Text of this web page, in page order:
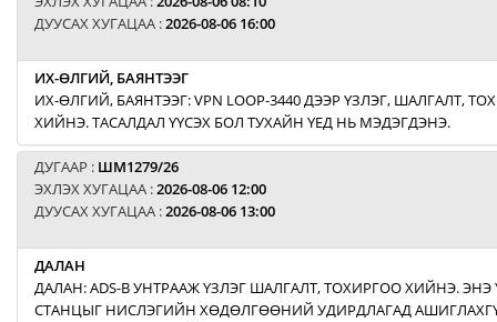
ДУУСАХ ХУГАЦАА :2026-08-06 16:00
ИХ-ӨЛГИЙ, БАЯНТЭЭГ
ИХ-ӨЛГИЙ, БАЯНТЭЭГ: VPN LOOP-3440 ДЭЭР ҮЗЛЭГ, ШАЛГАЛТ,
ХИЙНЭ. ТАСАЛДАЛ ҮҮСЭХ БОЛ ТУХАЙН ҮЕД НЬ МЭДЭГДЭНЭ.
ДУГААР : ШМ1279/26
ЭХЛЭХ ХУГАЦАА :2026-08-06 12:00
ДУУСАХ ХУГАЦАА :2026-08-06 13:00
ДАЛАН
ДАЛАН: ADS-B УНТРААЖ ҮЗЛЭГ ШАЛГАЛТ, ТОХИРГОО ХИЙНЭ. ЭНЭ
СТАНЦЫГ НИСЛЭГИЙН ХӨДӨЛГӨӨНИЙ УДИРДЛАГАД